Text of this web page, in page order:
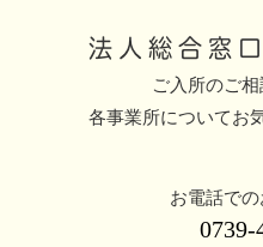
法人総合窓
ご入所のご相
各事業所についてお
お電話で
0739-